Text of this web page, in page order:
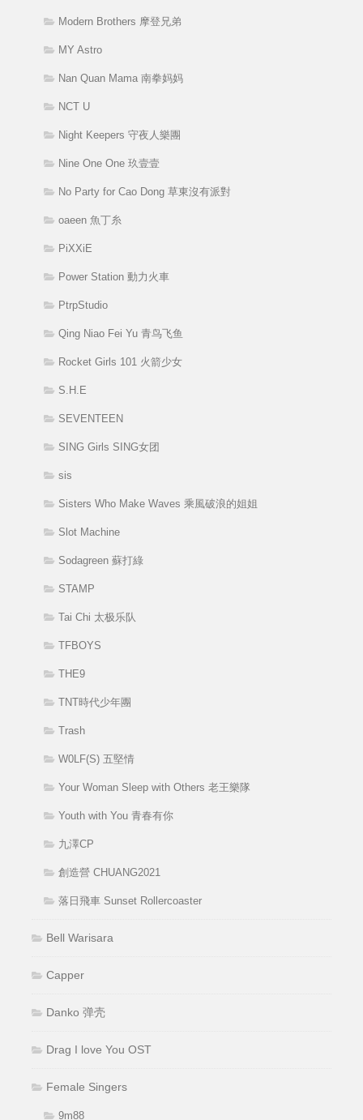
Modern Brothers 摩登兄弟
MY Astro
Nan Quan Mama 南拳妈妈
NCT U
Night Keepers 守夜人樂團
Nine One One 玖壹壹
No Party for Cao Dong 草東沒有派對
oaeen 魚丁糸
PiXXiE
Power Station 動力火車
PtrpStudio
Qing Niao Fei Yu 青鸟飞鱼
Rocket Girls 101 火箭少女
S.H.E
SEVENTEEN
SING Girls SING女团
sis
Sisters Who Make Waves 乘風破浪的姐姐
Slot Machine
Sodagreen 蘇打綠
STAMP
Tai Chi 太极乐队
TFBOYS
THE9
TNT時代少年團
Trash
W0LF(S) 五堅情
Your Woman Sleep with Others 老王樂隊
Youth with You 青春有你
九澤CP
創造營 CHUANG2021
落日飛車 Sunset Rollercoaster
Bell Warisara
Capper
Danko 弹壳
Drag I love You OST
Female Singers
9m88